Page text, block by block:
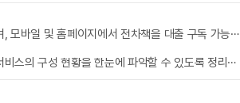
천안시 도서관에서 구입한 각종 전자도서 자료를 인터넷에 제공하며, 모바일 및 홈페이지에서 전차책을 대출 구독 가능합니다.
부 속성을 제공합니다. 본 데이터는 전자도서관 운영 전략 수립, 도서 수요 분석, 분야별 콘텐츠 확충 계획 등 행정 및 서비스 개선을 위한 기초자료로 활용될 수 있습니다.